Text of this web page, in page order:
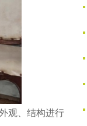
观、结构进行